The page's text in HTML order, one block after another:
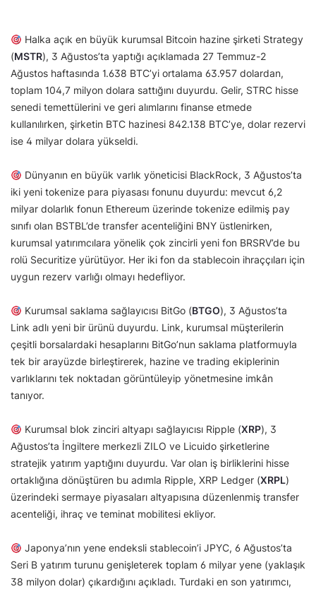
Halka açık en büyük kurumsal Bitcoin hazine şirketi Strategy
(MSTR), 3 Ağustos’ta yaptığı açıklamada 27 Temmuz-2
Ağustos haftasında 1.638 BTC’yi ortalama 63.957 dolardan,
toplam 104,7 milyon dolara sattığını duyurdu. Gelir, STRC hisse
senedi temettülerini ve geri alımlarını finanse etmede
kullanılırken, şirketin BTC hazinesi 842.138 BTC’ye, dolar rezervi
ise 4 milyar dolara yükseldi.
Dünyanın en büyük varlık yöneticisi BlackRock, 3 Ağustos’ta
iki yeni tokenize para piyasası fonunu duyurdu: mevcut 6,2
milyar dolarlık fonun Ethereum üzerinde tokenize edilmiş pay
sınıfı olan BSTBL’de transfer acenteliğini BNY üstlenirken,
kurumsal yatırımcılara yönelik çok zincirli yeni fon BRSRV’de bu
rolü Securitize yürütüyor. Her iki fon da stablecoin ihraççıları için
uygun rezerv varlığı olmayı hedefliyor.
Kurumsal saklama sağlayıcısı BitGo (BTGO), 3 Ağustos’ta
Link adlı yeni bir ürünü duyurdu. Link, kurumsal müşterilerin
çeşitli borsalardaki hesaplarını BitGo’nun saklama platformuyla
tek bir arayüzde birleştirerek, hazine ve trading ekiplerinin
varlıklarını tek noktadan görüntüleyip yönetmesine imkân
tanıyor.
Kurumsal blok zinciri altyapı sağlayıcısı Ripple (XRP), 3
Ağustos’ta İngiltere merkezli ZILO ve Licuido şirketlerine
stratejik yatırım yaptığını duyurdu. Var olan iş birliklerini hisse
ortaklığına dönüştüren bu adımla Ripple, XRP Ledger (XRPL)
üzerindeki sermaye piyasaları altyapısına düzenlenmiş transfer
acenteliği, ihraç ve teminat mobilitesi ekliyor.
Japonya’nın yene endeksli stablecoin’i JPYC, 6 Ağustos’ta
Seri B yatırım turunu genişleterek toplam 6 milyar yene (yaklaşık
38 milyon dolar) çıkardığını açıkladı. Turdaki en son yatırımcı,